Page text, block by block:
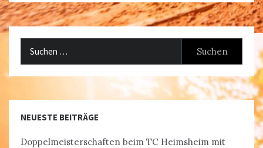
NEUESTE BEITRÄGE
Doppelmeisterschaften beim TC Heimsheim mit